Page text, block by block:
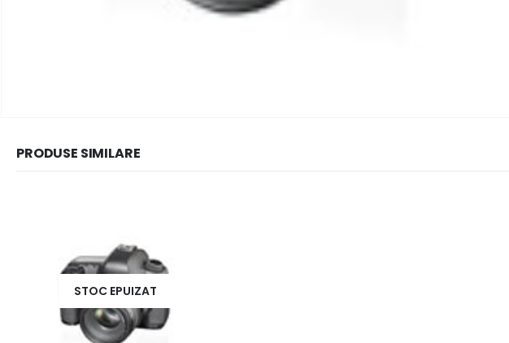
PRODUSE SIMILARE
STOC EPUIZAT